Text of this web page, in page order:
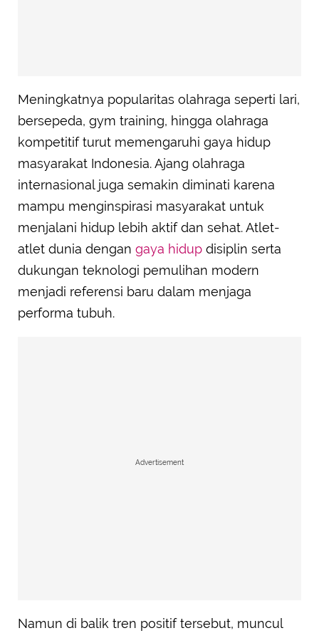
Meningkatnya popularitas olahraga seperti lari,
bersepeda, gym training, hingga olahraga
kompetitif turut memengaruhi gaya hidup
masyarakat Indonesia. Ajang olahraga
internasional juga semakin diminati karena
mampu menginspirasi masyarakat untuk
menjalani hidup lebih aktif dan sehat. Atlet-
atlet dunia dengan gaya hidup disiplin serta
dukungan teknologi pemulihan modern
menjadi referensi baru dalam menjaga
performa tubuh.
Advertisement
Namun di balik tren positif tersebut, muncul